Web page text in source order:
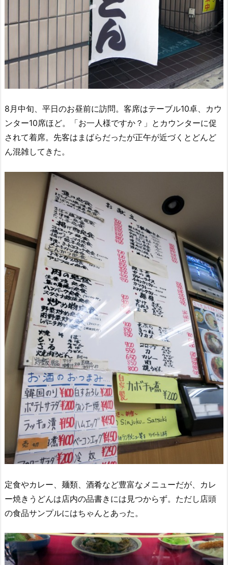
8月中旬、平日のお昼前に訪問。客席はテーブル10卓、カウ
ンター10席ほど。「お一人様ですか？」とカウンターに促
されて着席。先客はまばらだったが正午が近づくとどんど
ん混雑してきた。
定食やカレー、麺類、酒肴など豊富なメニューだが、カレ
ー焼きうどんは店内の品書きには見つからず。ただし店頭
の食品サンプルにはちゃんとあった。